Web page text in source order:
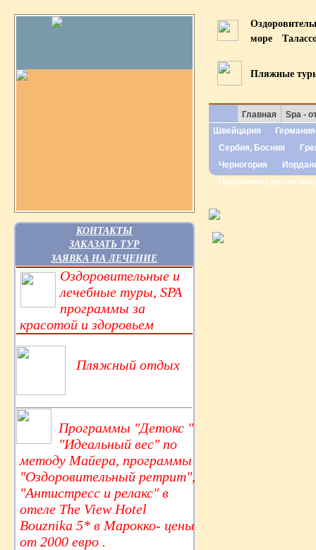
КОНТАКТЫ
ЗАКАЗАТЬ ТУР
ЗАЯВКА НА ЛЕЧЕНИЕ
Оздоровительные и
лечебные туры, SPA
программы за
красотой и здоровьем
Пляжный отдых
Программы "Детокс "
"Идеальный вес" по
методу Майера, программы
"Оздоровительный ретрит",
"Антистресс и релакс" в
отеле The View Hotel
Bouznika 5* в Марокко- цены
от 2000 евро .
море
Пляжные
Главная
Spa -
Швейцария
Германия
Сербия, Босния
Черногория
Программы